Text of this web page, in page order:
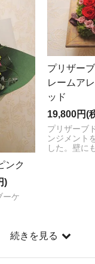
ンク
)
ーケ
プリザー
レームア
ッド
19,800円(
プリザーブ
ンジメント
した。壁に
続きを見る